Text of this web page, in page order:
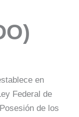
en
Federal de
de los